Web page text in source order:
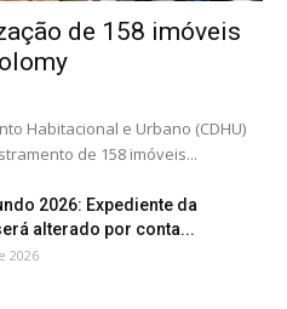
de 158 imóveis
Habitacional e Urbano (CDHU)
de 158 imóveis...
2026: Expediente da
alterado por conta...
2026